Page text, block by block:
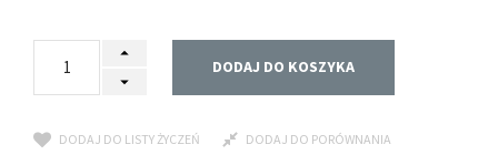
DODAJ DO KOSZYKA
DODAJ DO LISTY ŻYCZEŃ DODAJ DO PORÓWNANIA